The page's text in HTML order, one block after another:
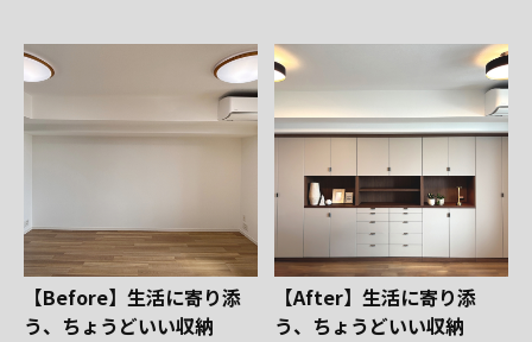
【Before】生活に寄り添
う、ちょうどいい収納
【After】生活に寄り添
う、ちょうどいい収納